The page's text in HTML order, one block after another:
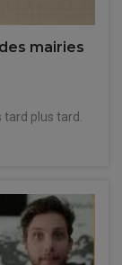
mairies
plus tard.